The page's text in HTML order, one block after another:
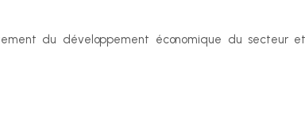
du développement économique du secteur